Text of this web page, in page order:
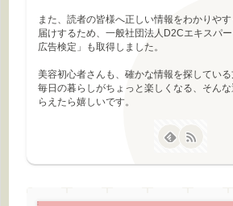
また、読者の皆様へ正しい情報をわかりや
届けするため、一般社団法人D2Cエキスパ
広告検定」も取得しました。
美容初心者さんも、確かな情報を探している
毎日の暮らしがちょっと楽しくなる、そん
らえたら嬉しいです。